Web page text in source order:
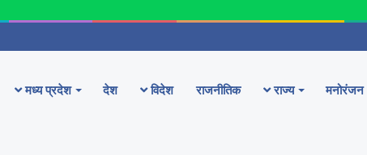
मध्य प्रदेश देश विदेश राजनीतिक राज्य मनोरंजन